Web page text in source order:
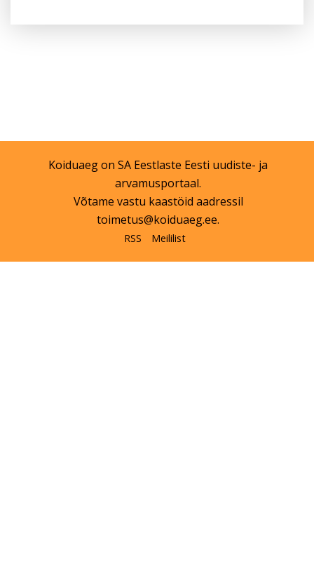
Koiduaeg on SA Eestlaste Eesti uudiste- ja
arvamusportaal.
Võtame vastu kaastöid aadressil
toimetus@koiduaeg.ee.
RSS Meililist